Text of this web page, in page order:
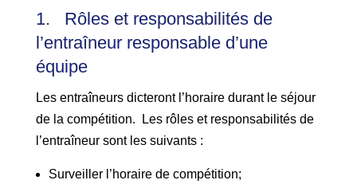
1. Rôles et responsabilités de
l’entraîneur responsable d’une
équipe
Les entraîneurs dicteront l’horaire durant le séjour
de la compétition. Les rôles et responsabilités de
l’entraîneur sont les suivants :
Surveiller l’horaire de compétition;